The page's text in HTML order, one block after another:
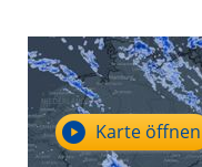
Karte öffnen